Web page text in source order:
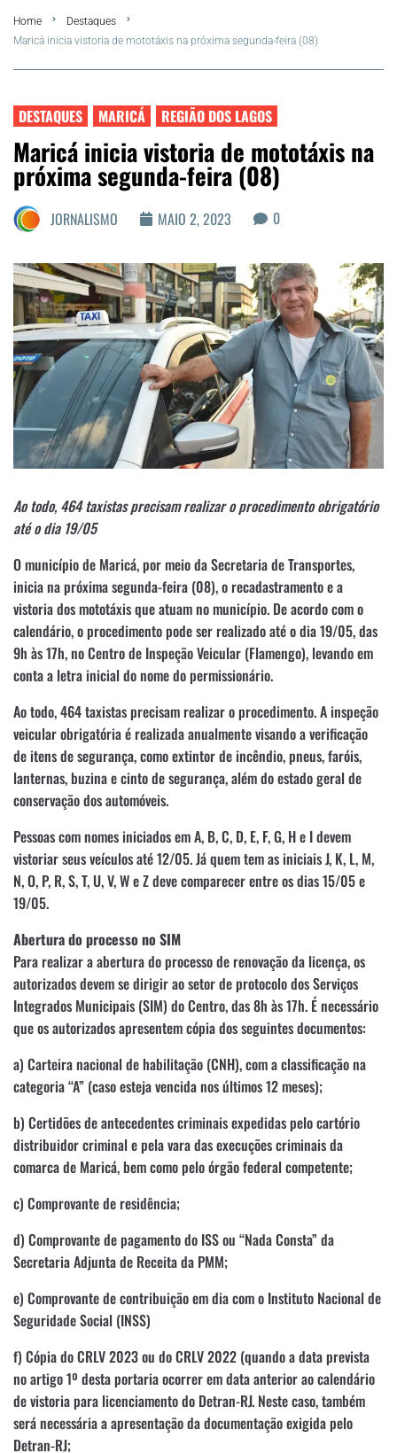
FLA Araru 2026
Região dos Lagos
Agenda Cultural
Colunistas
Matérias Exclusivas
Home
Destaques
Maricá inicia vistoria de mototáxis na próxima segunda-feira (08)
DESTAQUES MARICÁ REGIÃO DOS LAGOS
Maricá inicia vistoria de mototáxis na
próxima segunda-feira (08)
JORNALISMO MAIO 2, 2023 0
Ao todo, 464 taxistas precisam realizar o procedimento obrigatório
até o dia 19/05
O município de Maricá, por meio da Secretaria de Transportes,
inicia na próxima segunda-feira (08), o recadastramento e a
vistoria dos mototáxis que atuam no município. De acordo com o
calendário, o procedimento pode ser realizado até o dia 19/05, das
9h às 17h, no Centro de Inspeção Veicular (Flamengo), levando em
conta a letra inicial do nome do permissionário.
Ao todo, 464 taxistas precisam realizar o procedimento. A inspeção
veicular obrigatória é realizada anualmente visando a verificação
de itens de segurança, como extintor de incêndio, pneus, faróis,
lanternas, buzina e cinto de segurança, além do estado geral de
conservação dos automóveis.
Pessoas com nomes iniciados em A, B, C, D, E, F, G, H e I devem
vistoriar seus veículos até 12/05. Já quem tem as iniciais J, K, L, M,
N, O, P, R, S, T, U, V, W e Z deve comparecer entre os dias 15/05 e
19/05.
Abertura do processo no SIM
Para realizar a abertura do processo de renovação da licença, os
autorizados devem se dirigir ao setor de protocolo dos Serviços
Integrados Municipais (SIM) do Centro, das 8h às 17h. É necessário
que os autorizados apresentem cópia dos seguintes documentos:
a) Carteira nacional de habilitação (CNH), com a classificação na
categoria “A” (caso esteja vencida nos últimos 12 meses);
b) Certidões de antecedentes criminais expedidas pelo cartório
distribuidor criminal e pela vara das execuções criminais da
comarca de Maricá, bem como pelo órgão federal competente;
c) Comprovante de residência;
d) Comprovante de pagamento do ISS ou “Nada Consta” da
Secretaria Adjunta de Receita da PMM;
e) Comprovante de contribuição em dia com o Instituto Nacional de
Seguridade Social (INSS)
f) Cópia do CRLV 2023 ou do CRLV 2022 (quando a data prevista
no artigo 1º desta portaria ocorrer em data anterior ao calendário
de vistoria para licenciamento do Detran-RJ. Neste caso, também
será necessária a apresentação da documentação exigida pelo
Detran-RJ;